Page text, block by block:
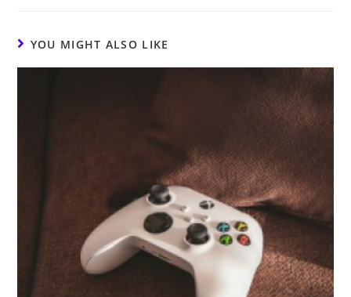
YOU MIGHT ALSO LIKE